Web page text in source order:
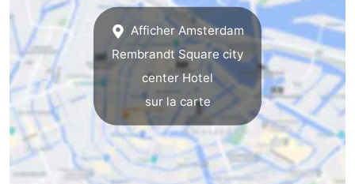
du
Nord
Hollande
du
Sud
Pratiques
Forum
Transports
en
commun
Route
Gare
Afficher Amsterdam
Rembrandt Square city
center Hotel
sur la carte